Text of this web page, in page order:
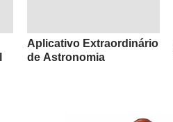
Aplicativo Extraordinário
de Astronomia